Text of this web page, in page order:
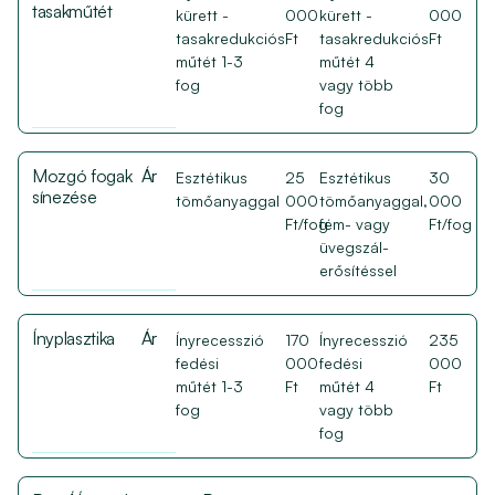
tasakműtét
kürett -
tasakredukciós
műtét 1-3
fog
000
Ft
kürett -
tasakredukciós
műtét 4
vagy több
fog
000
Ft
Mozgó fogak
sínezése
Ár
Esztétikus
tömőanyaggal
25
000
Ft/fog
Esztétikus
tömőanyaggal,
fém- vagy
üvegszál-
erősítéssel
30
000
Ft/fog
Ínyplasztika Ár
Ínyrecesszió
fedési
műtét 1-3
fog
170
000
Ft
Ínyrecesszió
fedési
műtét 4
vagy több
fog
235
000
Ft